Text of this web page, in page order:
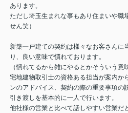
あります。
ただし埼玉生まれな事もあり住まいや職
せん笑）
新築一戸建ての契約は様々なお客さんに
り、良い意味で慣れております。
（慣れてるから雑にやるとかそういう意
宅地建物取引士の資格ある担当が案内か
ンのアドバイス、契約の際の重要事項の
引き渡しを基本的に一人で行います。
他社様の営業と比べて話しやすい営業だ